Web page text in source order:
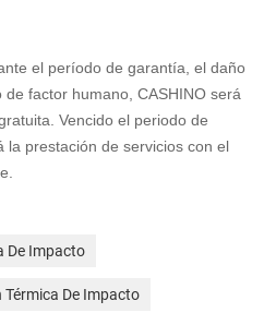
el período de garantía, el daño
factor humano, CASHINO será
Vencido el periodo de
la prestación de servicios con el
De Impacto
Térmica De Impacto